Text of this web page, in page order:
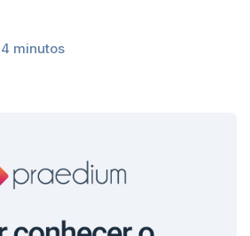
4 minutos